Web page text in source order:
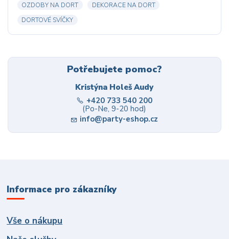
OZDOBY NA DORT
DEKORACE NA DORT
DORTOVÉ SVÍČKY
Potřebujete pomoc?
Kristýna Holeš Audy
+420 733 540 200
(Po-Ne, 9-20 hod)
info@party-eshop.cz
Informace pro zákazníky
Vše o nákupu